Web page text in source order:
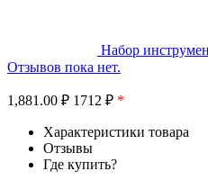
Набор
Отзывов пока нет.
1,881.00 ₽ 1712 ₽ *
Характеристики товара
Отзывы
Где купить?